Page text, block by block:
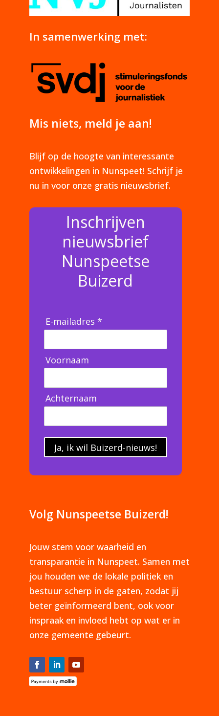
In samenwerking met:
Mis niets, meld je aan!
Blijf op de hoogte van interessante
ontwikkelingen in Nunspeet! Schrijf je
nu in voor onze gratis nieuwsbrief.
Inschrijven
nieuwsbrief
Nunspeetse
Buizerd
E-mailadres *
Voornaam
Achternaam
Ja, ik wil Buizerd-nieuws!
Volg Nunspeetse Buizerd!
Jouw stem voor waarheid en
transparantie in Nunspeet. Samen met
jou houden we de lokale politiek en
bestuur scherp in de gaten, zodat jij
beter geïnformeerd bent, ook voor
inspraak en invloed hebt op wat er in
onze gemeente gebeurt.